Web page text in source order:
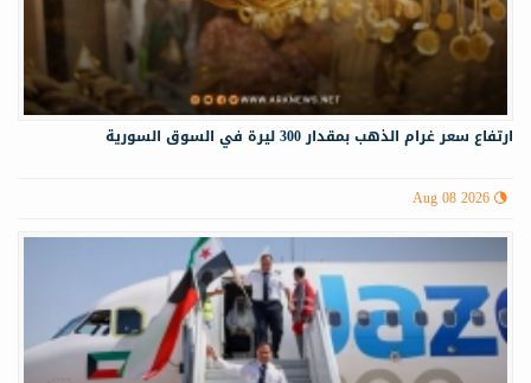
ارتفاع سعر غرام الذهب بمقدار 300 ليرة في السوق السورية
Aug 08 2026